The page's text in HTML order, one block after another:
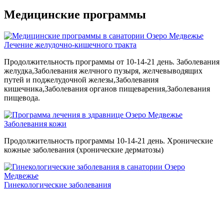
Медицинские программы
Лечение желудочно-кишечного тракта
Продолжительность программы от 10-14-21 день. Заболевания
желудка,Заболевания желчного пузыря, желчевыводящих
путей и поджелудочной железы,Заболевания
кишечника,Заболевания органов пищеварения,Заболевания
пищевода.
Заболевания кожи
Продолжительность программы 10-14-21 день. Хронические
кожные заболевания (хронические дерматозы)
Гинекологические заболевания